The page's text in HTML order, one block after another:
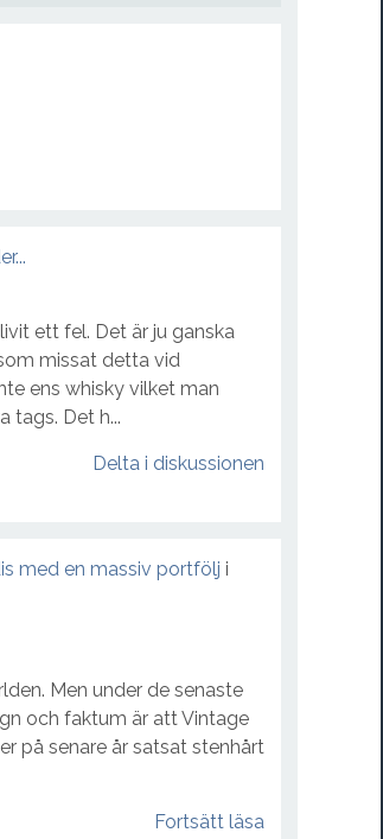
Bunnahabhain 12
88(3)
Kategori:Whisky
Kategori: Whisky
Yamazaki Sherry Cask 2013
ett fel. Det är ju ganska
missat detta vid
ens whisky vilket man
tags. Det h...
Delta i diskussionen
med en massiv portfölj i
Men under de senaste
och faktum är att Vintage
på senare år satsat stenhårt
Fortsätt läsa